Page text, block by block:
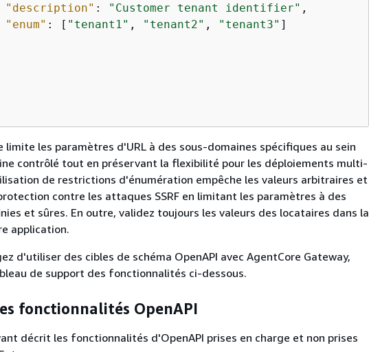
"description" : "Customer tenant identifier" ,
"enum" : [ "tenant1" , "tenant2" , "tenant3" ]
limite les paramètres d'URL à des sous-domaines spécifiques au sein
contrôlé tout en préservant la flexibilité pour les déploiements multi-
de restrictions d'énumération empêche les valeurs arbitraires et
contre les attaques SSRF en limitant les paramètres à des
et sûres. En outre, validez toujours les valeurs des locataires dans la
application.
d'utiliser des cibles de schéma OpenAPI avec AgentCore Gateway,
de support des fonctionnalités ci-dessous.
fonctionnalités OpenAPI
décrit les fonctionnalités d'OpenAPI prises en charge et non prises